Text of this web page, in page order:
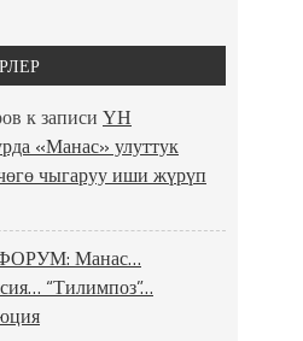
к записи ҮН
«Манас» улуттук
чыгаруу иши жүрүп
Манас…
“Тилимпоз”…